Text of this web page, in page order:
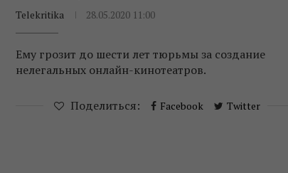
Telekritika 28.05.2020 11:00
Ему грозит до шести лет тюрьмы за создание
нелегальных онлайн-кинотеатров.
Поделиться: Facebook Twitter